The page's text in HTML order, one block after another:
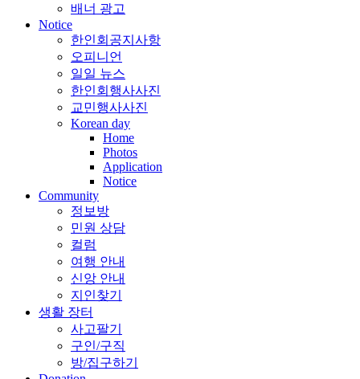
배너 광고
Notice
한인회공지사항
오피니언
일일 뉴스
한인회행사사진
교민행사사진
Korean day
Home
Photos
Application
Notice
Community
정보방
민원 상담
컬럼
여행 안내
신앙 안내
지인찾기
생활 장터
사고팔기
구인/구직
방/집구하기